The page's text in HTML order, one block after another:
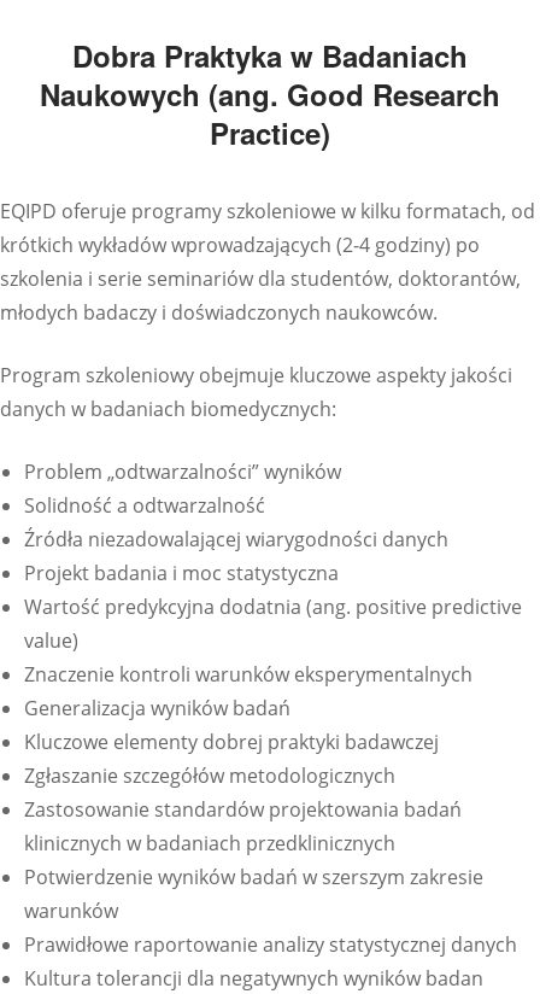
Dobra Praktyka w Badaniach
Naukowych (ang. Good Research
Practice)
EQIPD oferuje programy szkoleniowe w kilku formatach, od
krótkich wykładów wprowadzających (2-4 godziny) po
szkolenia i serie seminariów dla studentów, doktorantów,
młodych badaczy i doświadczonych naukowców.
Program szkoleniowy obejmuje kluczowe aspekty jakości
danych w badaniach biomedycznych:
Problem „odtwarzalności” wyników
Solidność a odtwarzalność
Źródła niezadowalającej wiarygodności danych
Projekt badania i moc statystyczna
Wartość predykcyjna dodatnia (ang. positive predictive
value)
Znaczenie kontroli warunków eksperymentalnych
Generalizacja wyników badań
Kluczowe elementy dobrej praktyki badawczej
Zgłaszanie szczegółów metodologicznych
Zastosowanie standardów projektowania badań
klinicznych w badaniach przedklinicznych
Potwierdzenie wyników badań w szerszym zakresie
warunków
Prawidłowe raportowanie analizy statystycznej danych
Kultura tolerancji dla negatywnych wyników badan